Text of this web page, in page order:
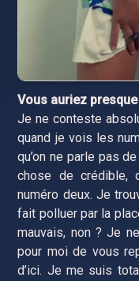
Vous auriez
Je ne conteste
quand je vois les
qu’on ne parle pas
chose de crédible,
numéro deux. Je
fait polluer par la
mauvais, non ? Je
pour moi de vous
d’ici. Je me suis